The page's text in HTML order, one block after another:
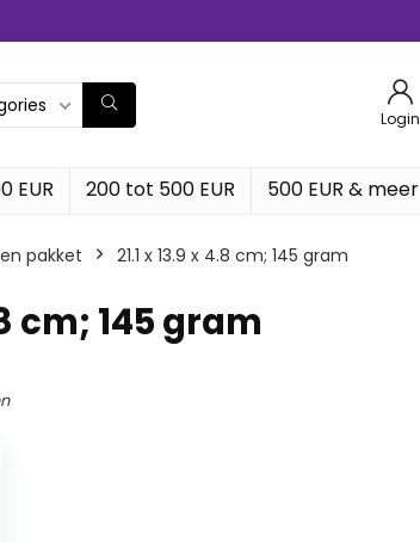
Login
EUR 200 tot 500 EUR 500 EUR & meer
pakket ‎21.1 x 13.9 x 4.8 cm; 145 gram
cm; 145 gram